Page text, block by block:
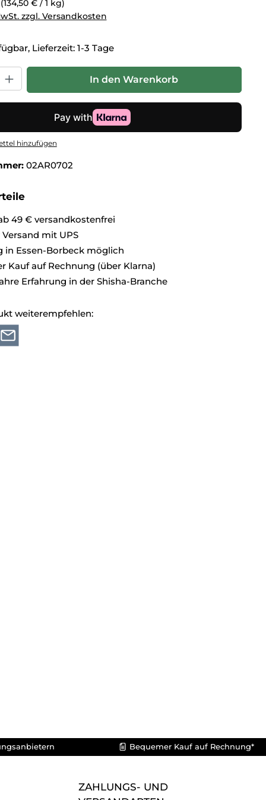
(134,50 € / 1 kg)
zzgl. Versandkosten
Lieferzeit: 1-3 Tage
Gib den gewünschten Wert ein oder benutze die
In den Warenkorb
hinzufügen
02AR0702
49 € versandkostenfrei
mit UPS
in Essen-Borbeck möglich
Kauf auf Rechnung (über Klarna)
Erfahrung in der Shisha-Branche
weiterempfehlen:
Bequemer Kauf auf Rechnung*
ZAHLUNGS- UND